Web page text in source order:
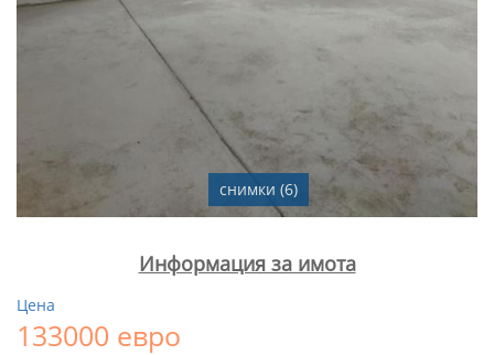
снимки (6)
Информация за имота
Цена
133000 евро